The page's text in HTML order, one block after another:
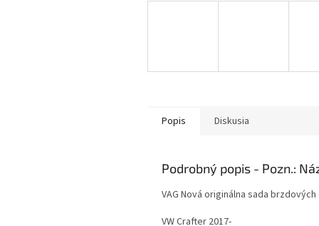
Popis Diskusia
Podrobný popis
VAG Nová originálna sada
VW Crafter 2017-